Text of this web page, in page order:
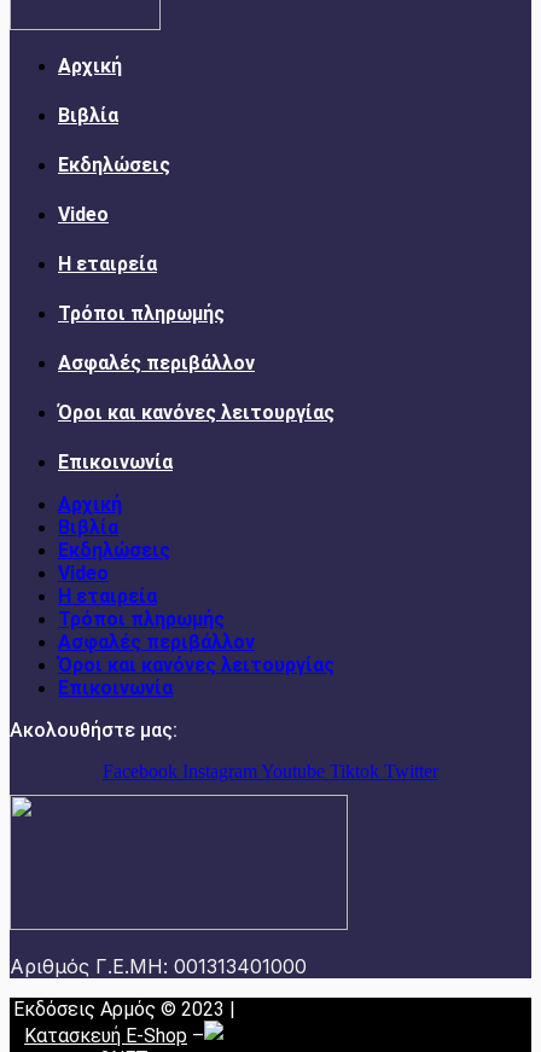
Αρχική
Βιβλία
Εκδηλώσεις
Video
Η εταιρεία
Τρόποι πληρωμής
Ασφαλές περιβάλλον
Όροι και κανόνες λειτουργίας
Επικοινωνία
Αρχική
Βιβλία
Εκδηλώσεις
Video
Η εταιρεία
Τρόποι πληρωμής
Ασφαλές περιβάλλον
Όροι και κανόνες λειτουργίας
Επικοινωνία
Ακολουθήστε μας:
Facebook InstagramYoutube Tiktok Twitter
Αριθμός Γ.Ε.ΜΗ: 001313401000
Εκδόσεις Αρμός © 2023 |
Κατασκευή E-Shop –